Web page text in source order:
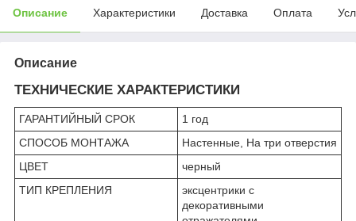
Описание Характеристики Доставка Оплата
Описание
ТЕХНИЧЕСКИЕ ХАРАКТЕРИСТИКИ
ГАРАНТИЙНЫЙ СРОК
1 год
СПОСОБ МОНТАЖА
Настенные, На три отверстия
ЦВЕТ
черный
ТИП КРЕПЛЕНИЯ
эксцентрики с
декоративными